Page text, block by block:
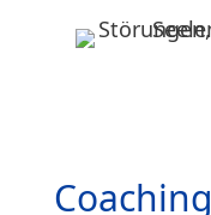
Coaching